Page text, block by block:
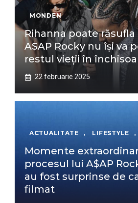
MONDEN
Rihanna poate răsufla
A$AP Rocky nu își va
restul vieții în
22 februarie 2025
ACTUALITATE , LIFESTYLE ,
Momente
procesul lui A$AP
au fost surprinse de
filmat